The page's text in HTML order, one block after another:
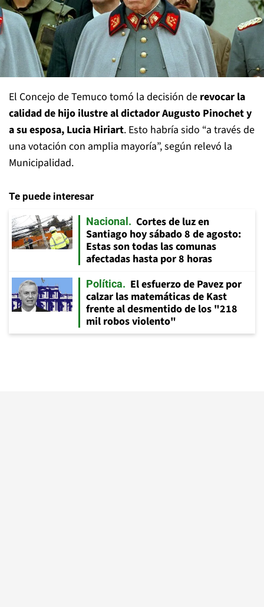
El Concejo de Temuco tomó la decisión de revocar la
calidad de hijo ilustre al dictador Augusto Pinochet y
a su esposa, Lucia Hiriart. Esto habría sido “a través de
una votación con amplia mayoría”, según relevó la
Municipalidad.
Te puede interesar
Nacional
Cortes de luz en
Santiago hoy sábado 8 de agosto:
Estas son todas las comunas
afectadas hasta por 8 horas
Política
El esfuerzo de Pavez por
calzar las matemáticas de Kast
frente al desmentido de los "218
mil robos violento"